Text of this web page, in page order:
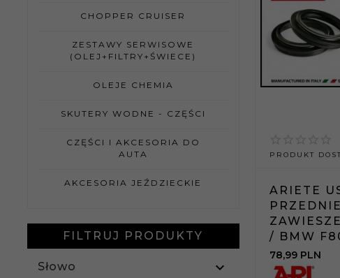
CHOPPER CRUISER
ZESTAWY SERWISOWE
(OLEJ+FILTRY+ŚWIECE)
OLEJE CHEMIA
SKUTERY WODNE - CZĘŚCI
CZĘŚCI I AKCESORIA DO
AUTA
AKCESORIA JEŹDZIECKIE
FILTRUJ PRODUKTY
Słowo
PRODUKT
ARIETE
/ BMW
78,99 PLN